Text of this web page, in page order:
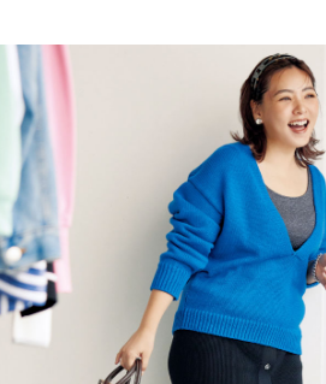
ママとパパに贈る「ジェンダーレ